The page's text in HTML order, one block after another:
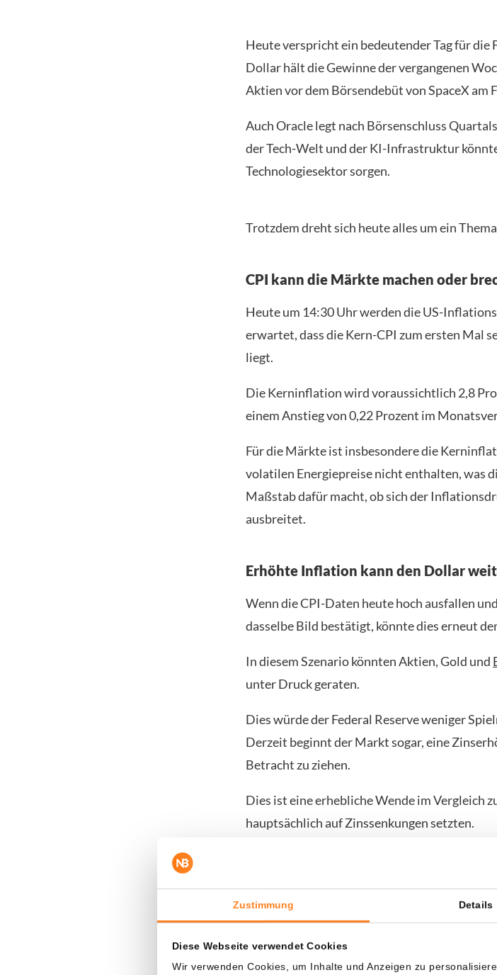
Zustimmung Details
Diese Webseite verwendet Cookies
Wir verwenden Cookies, um Inhalte und Anzeigen zu
Heute verspricht ein bedeutender Tag für die
Dollar hält die Gewinne der vergangenen
Aktien vor dem Börsendebüt von SpaceX am
Auch Oracle legt nach Börsenschluss
der Tech-Welt und der KI-Infrastruktur
Technologiesektor sorgen.
Trotzdem dreht sich heute alles um ein
CPI kann die Märkte machen oder
Heute um 14:30 Uhr werden die US-
erwartet, dass die Kern-CPI zum ersten Mal
liegt.
Die Kerninflation wird voraussichtlich 2,8
einem Anstieg von 0,22 Prozent im
Für die Märkte ist insbesondere die
volatilen Energiepreise nicht enthalten, was
Maßstab dafür macht, ob sich der
ausbreitet.
Erhöhte Inflation kann den Dollar
Wenn die CPI-Daten heute hoch ausfallen
dasselbe Bild bestätigt, könnte dies erneut
In diesem Szenario könnten Aktien, Gold und
unter Druck geraten.
Dies würde der Federal Reserve weniger
Derzeit beginnt der Markt sogar, eine
Betracht zu ziehen.
Dies ist eine erhebliche Wende im Vergleich
hauptsächlich auf Zinssenkungen setzten.
Die realen Zinsen in den USA sind in den
genommen bedeutet, dass Kapital teurer